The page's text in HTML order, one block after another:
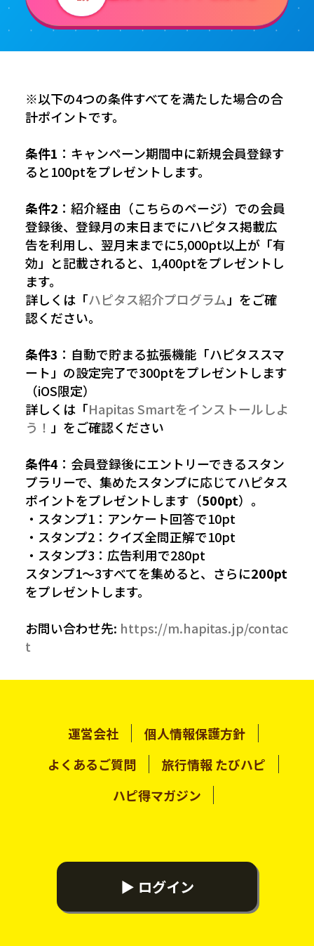
※以下の4つの条件すべてを満たした場合の合
計ポイントです。
条件1 ：キャンペーン期間中に新規会員登録す
ると100ptをプレゼントします。
条件2 ：紹介経由（こちらのページ）での会員
登録後、登録月の末日までにハピタス掲載広
告を利用し、翌月末までに5,000pt以上が「有
効」と記載されると、1,400ptをプレゼントし
ます。
詳しくは「ハピタス紹介プログラム 」をご確
認ください。
条件3 ：自動で貯まる拡張機能「ハピタススマ
ート」の設定完了で300ptをプレゼントします
（iOS限定）
詳しくは「Hapitas Smartをインストールしよ
う！ 」をご確認ください
条件4 ：会員登録後にエントリーできるスタン
プラリーで、集めたスタンプに応じてハピタス
ポイントをプレゼントします（500pt）。
・スタンプ1：アンケート回答で10pt
・スタンプ2：クイズ全問正解で10pt
・スタンプ3：広告利用で280pt
スタンプ1〜3すべてを集めると、さらに200pt
をプレゼントします。
お問い合わせ先: https://m.hapitas.jp/contac
t
運営会社
個人情報保護方針
よくあるご質問
旅行情報 たびハピ
ハピ得マガジン
▶ ログイン